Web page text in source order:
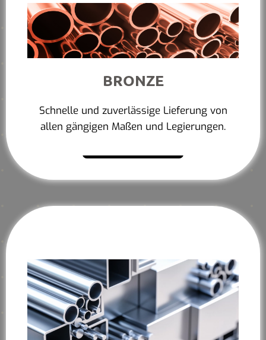
BRONZE
Schnelle und zuverlässige Lieferung von
allen gängigen Maßen und Legierungen.